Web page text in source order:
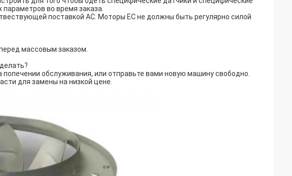
во время заказа.
поставкой AC. Моторы EC не должны быть регулярно силой
массовым заказом.
обслуживания, или отправьте вами новую машину свободно.
для замены на низкой цене.